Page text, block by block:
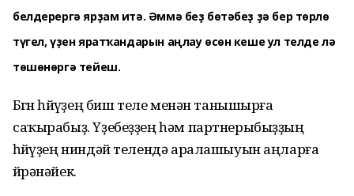
белдерергә ярҙам итә. Әммә беҙ бөтәбеҙ ҙә бер төрлө
түгел, үҙен яратҡандарын аңлау өсөн кеше ул телде лә
төшөнөргә тейеш.
Бөгөн һөйөүҙең биш теле менән танышырға
саҡырабыҙ. Үҙебеҙҙең һәм партнерыбыҙҙың
һөйөүҙең ниндәй телендә аралашыуын аңларға
өйрәнәйек.